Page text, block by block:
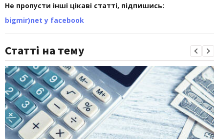
Не пропусти інші цікаві статті, підпишись:
bigmir)net у facebook
Статті на тему